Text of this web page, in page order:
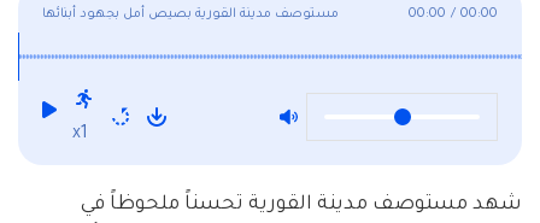
مستوصف مدينة القورية بصيص أمل بجهود أبنائها 00:00 / 00:00
x1
شهد مستوصف مدينة القورية تحسناً ملحوظاً في